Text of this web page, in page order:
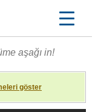
aşağı in!
göster